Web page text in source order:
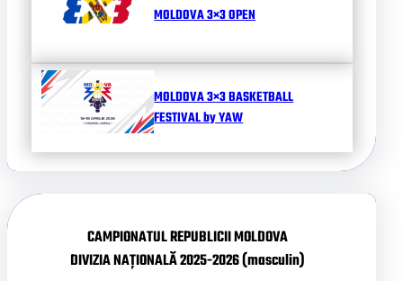
MOLDOVA 3×3 OPEN
MOLDOVA 3×3 BASKETBALL
FESTIVAL by YAW
CAMPIONATUL REPUBLICII MOLDOVA
DIVIZIA NAȚIONALĂ 2025-2026 (masculin)